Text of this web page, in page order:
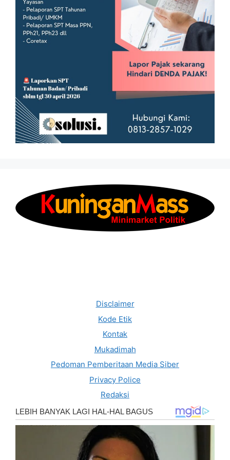
Disclaimer
Kode Etik
Kontak
Mukadimah
Pedoman Pemberitaan Media Siber
Privacy Police
Redaksi